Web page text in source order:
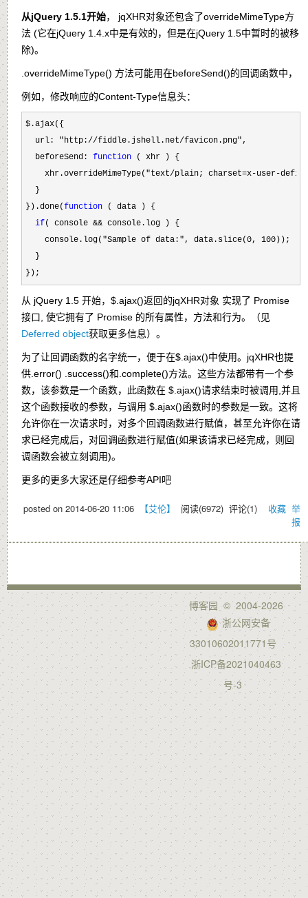
从jQuery 1.5.1开始， jqXHR对象还包含了overrideMimeType方
法 (它在jQuery 1.4.x中是有效的，但是在jQuery 1.5中暂时的被移
除)。
.overrideMimeType() 方法可能用在beforeSend()的回调函数中，
例如，修改响应的Content-Type信息头：
$.ajax({
  url:
"http://fiddle.jshell.net/favicon.png",
  beforeSend:
function ( xhr ) {
    xhr.overrideMimeType(
"text/plain; charset=x-user-
  }
}).done(function ( data ) {
if( console && console.log ) {
    console.log(
"Sample of data:", data.slice(0, 100 ));
  }
});
从 jQuery 1.5 开始， $.ajax()返回的jqXHR对象 实现了 Promise
接口, 使它拥有了 Promise 的所有属性，方法和行为。（见
Deferred object获取更多信息）。
为了让回调函数的名字统一，便于在$.ajax()中使用。jqXHR也提
供.error() .success()和.complete()方法。这些方法都带有一个参
数，该参数是一个函数，此函数在 $.ajax()请求结束时被调用,并且
这个函数接收的参数，与调用 $.ajax()函数时的参数是一致。这将
允许你在一次请求时，对多个回调函数进行赋值，甚至允许你在请
求已经完成后，对回调函数进行赋值(如果该请求已经完成，则回
调函数会被立刻调用)。
更多的更多大家还是仔细参考API吧
posted on 2014-06-20 11:06 【艾伦】 阅读(6972) 评论(1) 收藏 举
报
博客园 © 2004-2026
浙公网安备
33010602011771号
浙ICP备2021040463
号-3